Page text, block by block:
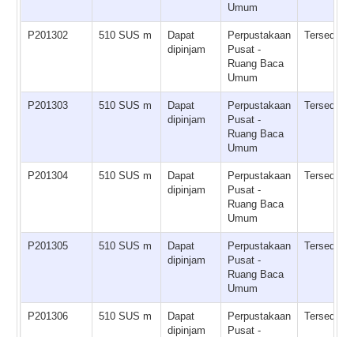
Umum
P201302 510 SUS m
Dapat
dipinjam
Perpustakaan
Pusat -
Ruang Baca
Umum
Tersedia
P201303 510 SUS m
Dapat
dipinjam
Perpustakaan
Pusat -
Ruang Baca
Umum
Tersedia
P201304 510 SUS m
Dapat
dipinjam
Perpustakaan
Pusat -
Ruang Baca
Umum
Tersedia
P201305 510 SUS m
Dapat
dipinjam
Perpustakaan
Pusat -
Ruang Baca
Umum
Tersedia
P201306 510 SUS m
Dapat
dipinjam
Perpustakaan
Pusat -
Tersedia